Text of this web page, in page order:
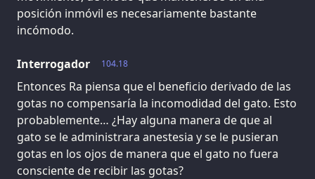
posición inmóvil es necesariamente bastante
incómodo.
104.18
Interrogador
Entonces Ra piensa que el beneficio derivado de las
gotas no compensaría la incomodidad del gato. Esto
probablemente… ¿Hay alguna manera de que al
gato se le administrara anestesia y se le pusieran
gotas en los ojos de manera que el gato no fuera
consciente de recibir las gotas?